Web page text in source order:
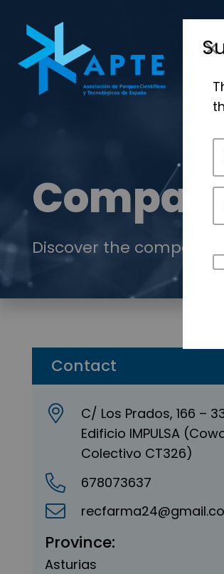
Discover the companies
Contact
C/ Los Prados, 166 –
Edificio IMPULSA
Colectivo CT326)
678073637
Province:
Asturias